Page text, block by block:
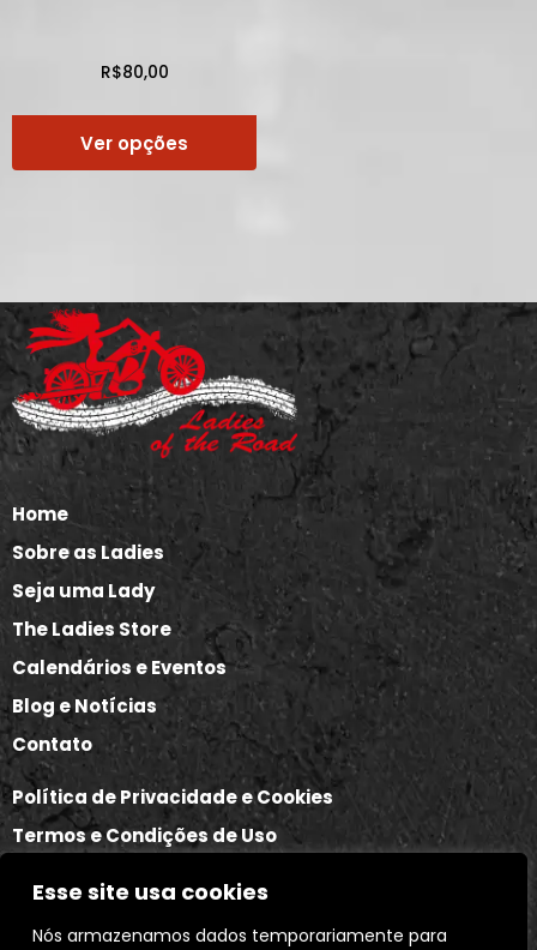
Esse site usa cookies
Nós armazenamos dados temporariamente para
R$80,00
Ver opções
Home
Sobre as Ladies
Seja uma Lady
The Ladies Store
Calendários e Eventos
Blog e Notícias
Contato
Política de Privacidade e Cookies
Termos e Condições de Uso